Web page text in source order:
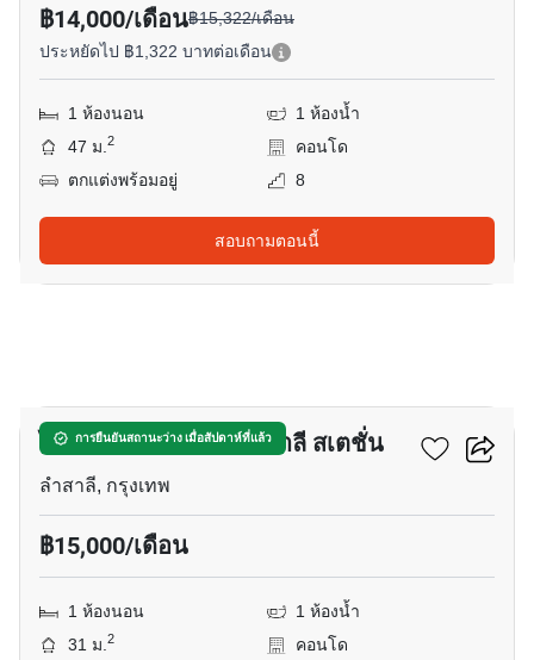
฿14,000/เดือน฿15,322/เดือน
ประหยัดไป ฿1,322 บาทต่อเดือน
1 ห้องนอน
1 ห้องน้ำ
47 ม.2
คอนโด
ตกแต่งพร้อมอยู่
8
สอบถามตอนนี้
การยืนยันสถานะว่าง เมื่อสัปดาห์ที่แล้ว
ไอดีโอ รามคำแหง-ลำสาลี สเตชั่น
ลำสาลี, กรุงเทพ
฿15,000/เดือน
1 ห้องนอน
1 ห้องน้ำ
31 ม.2
คอนโด